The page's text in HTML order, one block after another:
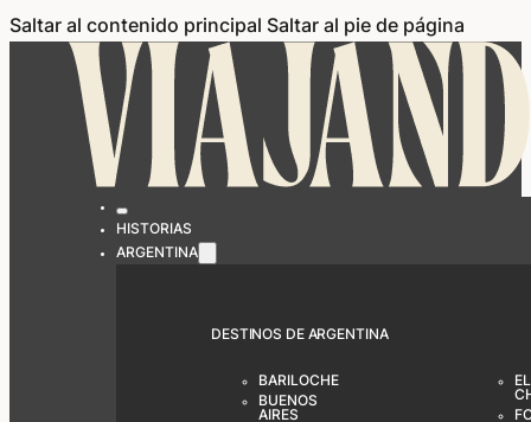
Saltar al contenido principal Saltar al pie de página
HISTORIAS
ARGENTINA
DESTINOS DE ARGENTINA
BARILOCHE
BUENOS
AIRES
EL